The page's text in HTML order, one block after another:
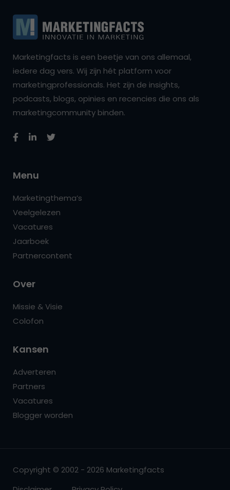
Marketingfacts is een beetje van ons allemaal,
iedere dag vers. Wij zijn hét platform voor
marketingprofessionals. Het zijn de insights,
podcasts, blogs, opinies en recencies die ons als
marketingcommunity binden.
Menu
Marketingthema’s
Veelgelezen
Vacatures
Jaarboek
Partnercontent
Over
Missie & Visie
Colofon
Kansen
Adverteren
Partners
Vacatures
Blogger worden
Copyright © 2002 - 2026 Marketingfacts